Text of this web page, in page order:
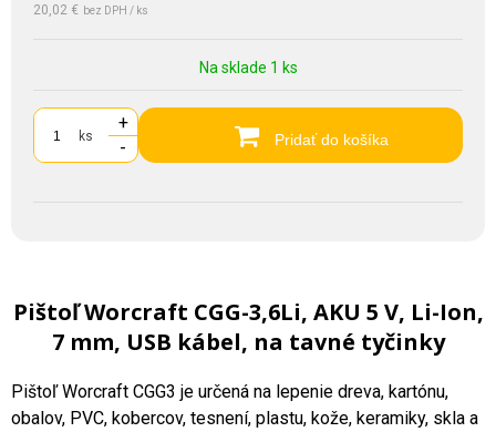
20,02 € bez DPH / ks
Na sklade 1 ks
ks
+
-
Pridať do košíka
Pištoľ Worcraft CGG-3,6Li, AKU 5 V, Li-Ion,
7 mm, USB kábel, na tavné tyčinky
Pištoľ Worcraft CGG3 je určená na lepenie dreva, kartónu,
obalov, PVC, kobercov, tesnení, plastu, kože, keramiky, skla a